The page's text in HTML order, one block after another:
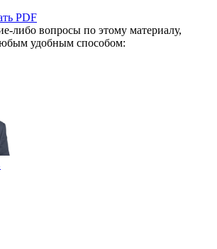
PDF
либо вопросы по этому материалу,
удобным способом: